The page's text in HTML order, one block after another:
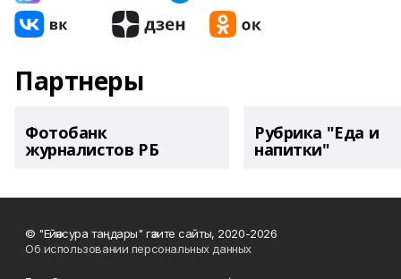
Партнеры
Фотобанк
журналистов РБ
Рубрика "Еда и
напитки"
© "Ейәнсура таңдары" гәзите сайты, 2020-2026
Об использовании персональных данных